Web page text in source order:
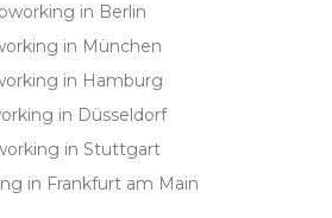
in Berlin
in München
in Hamburg
in Düsseldorf
in Stuttgart
in Frankfurt am Main